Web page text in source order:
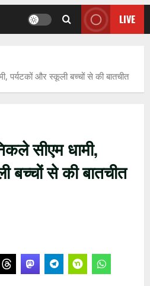
LIVE
पर्यटकों और स्कूली बच्चों से की बातचीत
सीएम धामी,
बच्चों से की बातचीत